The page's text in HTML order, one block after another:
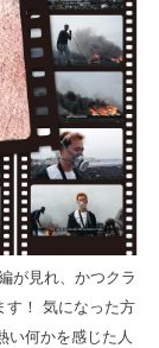
が見れ、かつクラ
す！ 気になった方
何かを感じた人